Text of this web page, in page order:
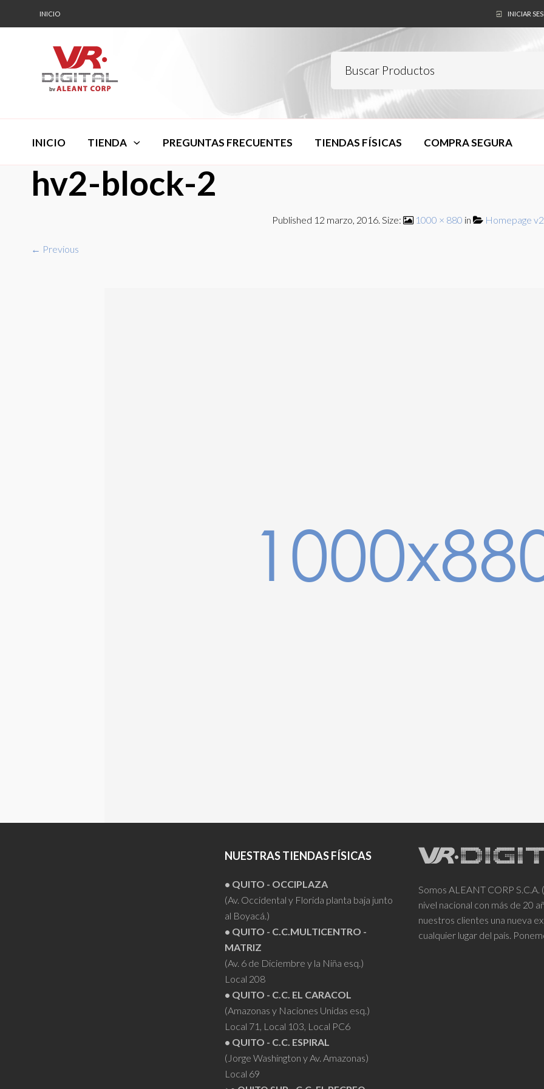
INICIO INICIAR
INICIO TIENDA PREGUNTAS FRECUENTES TIENDAS FÍSICAS COMPRA SEGURA
hv2-block-2
Published 12 marzo, 2016. Size: 1000 × 880 in Homepage v2
← Previous
NUESTRAS TIENDAS FÍSICAS
• QUITO - OCCIPLAZA
(Av. Occidental y Florida planta baja junto
al Boyacá.)
• QUITO - C.C.MULTICENTRO -
MATRIZ
(Av. 6 de Diciembre y la Niña esq.)
Local 208
• QUITO - C.C. EL CARACOL
(Amazonas y Naciones Unidas esq.)
Local 71, Local 103, Local PC6
• QUITO - C.C. ESPIRAL
(Jorge Washington y Av. Amazonas)
Local 69
Somos ALEANT CORP
nivel nacional con más de 20
nuestros clientes una nueva
cualquier lugar del país.